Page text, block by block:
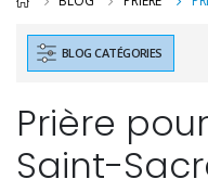
BLOG CATÉGORIES
Prière
Saint-